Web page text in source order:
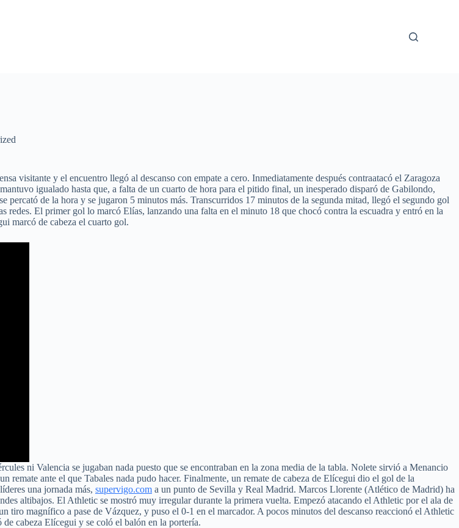
visitante y el encuentro llegó al descanso con empate a cero. Inmediatamente después contraatacó el Zaragoza
igualado hasta que, a falta de un cuarto de hora para el pitido final, un inesperado disparó de Gabilondo,
de la hora y se jugaron 5 minutos más. Transcurridos 17 minutos de la segunda mitad, llegó el segundo gol
El primer gol lo marcó Elías, lanzando una falta en el minuto 18 que chocó contra la escuadra y entró en la
marcó de cabeza el cuarto gol.
ni Valencia se jugaban nada puesto que se encontraban en la zona media de la tabla. Nolete sirvió a Menancio
ante el que Tabales nada pudo hacer. Finalmente, un remate de cabeza de Elícegui dio el gol de la
una jornada más, supervigo.com a un punto de Sevilla y Real Madrid. Marcos Llorente (Atlético de Madrid) ha
altibajos. El Athletic se mostró muy irregular durante la primera vuelta. Empezó atacando el Athletic por el ala de
tiro magnífico a pase de Vázquez, y puso el 0-1 en el marcador. A pocos minutos del descanso reaccionó el Athletic
cabeza Elícegui y se coló el balón en la portería.